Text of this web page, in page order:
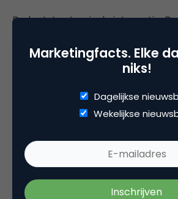
De laatste stap is de integratie.
Daarvoor moet je keuzes maken.
vertellen, doseer wat je vertelt en
kleine stapjes. Want naast
ook om het waarmaken, anders
geloofwaardigheid in het geding.
zorgen ervoor dat klanten het
geloven en het bij je vinden
maar wel continu overal
Marketingfacts. Elke
niks!
Dagelijkse
Wekelijkse